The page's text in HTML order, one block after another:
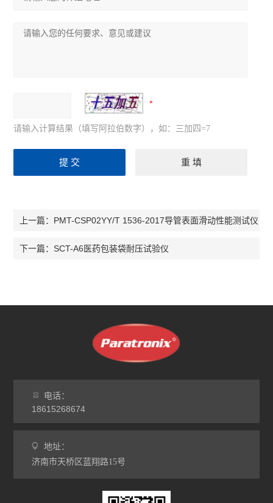
请输入计算结果（填写阿拉伯数字），如：三加四=7
上一篇： PMT-CSP02YY/T 1536-2017导管表面滑动性能测试仪
下一篇： SCT-A6医药包装袋耐压试验仪
电话：
18615268674
地址：
济南市天桥区蓝翔路15号